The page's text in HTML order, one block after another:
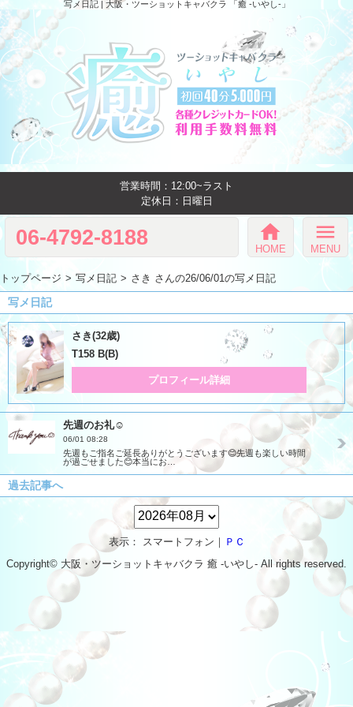
写メ日記 | 大阪・ツーショットキャバクラ 「癒 -いやし‐」
営業時間：12:00~ラスト
定休日：日曜日
06-4792-8188 home
HOME
menu
MENU
トップページ 写メ日記 さき さんの26/06/01の写メ日記
写メ日記
さき(32歳)
T158 B(B)
プロフィール詳細
先週のお礼☺️
06/01 08:28
先週もご指名ご延長ありがとうございます😊先週も楽しい時間
が過ごせました😊本当にお…
過去記事へ
表示： スマートフォン｜ ＰＣ
Copyright© 大阪・ツーショットキャバクラ 癒 -いやし‐ All rights reserved.